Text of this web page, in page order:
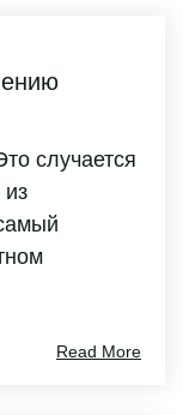
случается
Read More